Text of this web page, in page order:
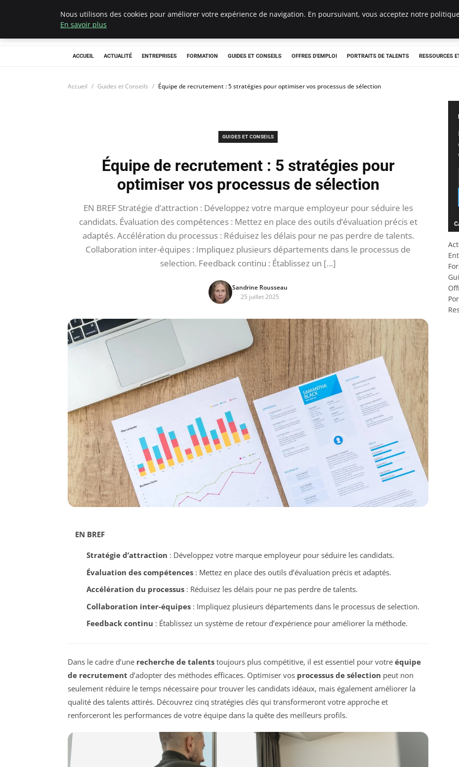
Chasseur De Tête
ACCUEIL ACTUALITÉ ENTREPRISES FORMATION GUIDES ET CONSEILS OFFRES D'EMPLOI PORTRAITS DE TALENTS RESSOURCES
Accueil Guides et Conseils Équipe de recrutement : 5 stratégies pour optimiser vos processus de sélection
GUIDES ET CONSEILS
Équipe de recrutement : 5 stratégies pour
optimiser vos processus de sélection
EN BREF Stratégie d’attraction : Développez votre marque employeur pour séduire les
candidats. Évaluation des compétences : Mettez en place des outils d’évaluation précis et
adaptés. Accélération du processus : Réduisez les délais pour ne pas perdre de talents.
Collaboration inter-équipes : Impliquez plusieurs départements dans le processus de
selection. Feedback continu : Établissez un […]
Sandrine Rousseau
25 juillet 2025
EN BREF
Stratégie d’attraction : Développez votre marque employeur pour séduire les candidats.
Évaluation des compétences: Mettez en place des outils d’évaluation précis et adaptés.
Accélération du processus: Réduisez les délais pour ne pas perdre de talents.
Collaboration inter-équipes: Impliquez plusieurs départements dans le processus de selection.
Feedback continu : Établissez un système de retour d’expérience pour améliorer la méthode.
Dans le cadre d’une recherche de talents toujours plus compétitive, il est essentiel pour votre équipe
de recrutement d’adopter des méthodes efficaces. Optimiser vos processus de sélection peut non
seulement réduire le temps nécessaire pour trouver les candidats idéaux, mais également améliorer la
qualité des talents attirés. Découvrez cinq stratégies clés qui transformeront votre approche et
renforceront les performances de votre équipe dans la quête des meilleurs profils.
Nous utilisons des cookies pour améliorer votre expérience de navigation. En poursuivant, vous acceptez notre
En savoir plus